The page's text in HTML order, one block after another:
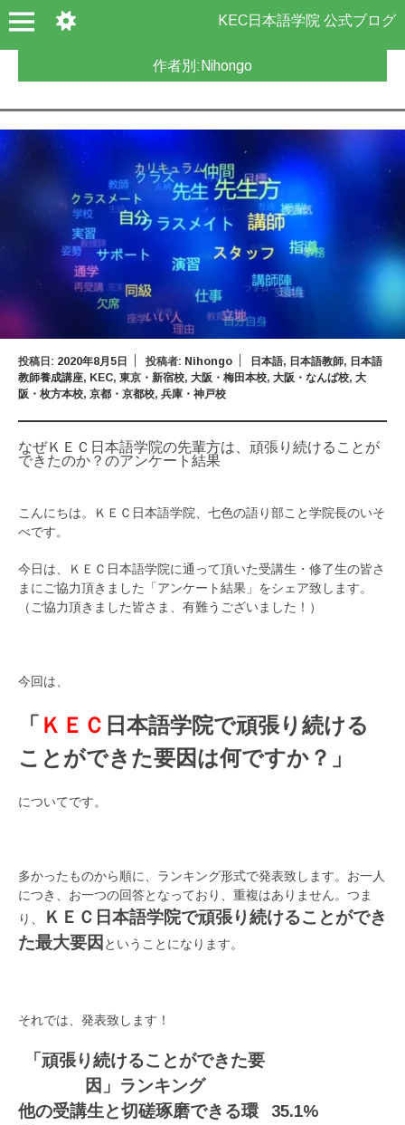
KEC日本語学院 公式ブログ
作者別: Nihongo
投稿日: 2020年8月5日 投稿者: Nihongo 日本語, 日本語教師, 日本語
教師養成講座, KEC, 東京・新宿校, 大阪・梅田本校, 大阪・なんば校, 大
阪・枚方本校, 京都・京都校, 兵庫・神戸校
なぜＫＥＣ日本語学院の先輩方は、頑張り続けることが
できたのか？のアンケート結果
こんにちは。ＫＥＣ日本語学院、七色の語り部こと学院長のいそ
べです。
今日は、ＫＥＣ日本語学院に通って頂いた受講生・修了生の皆さ
まにご協力頂きました「アンケート結果」をシェア致します。
（ご協力頂きました皆さま、有難うございました！）
今回は、
「 ＫＥＣ 日本語学院で頑張り続ける
ことができた要因は何ですか？」
についてです。
多かったものから順に、ランキング形式で発表致します。お一人
につき、お一つの回答となっており、重複はありません。つま
り、
ＫＥＣ日本語学院で頑張り続けることができ
た最大要因 ということになります。
それでは、発表致します！
「頑張り続けることができた要
因」ランキング
他の受講生と切磋琢磨できる環
35.1%